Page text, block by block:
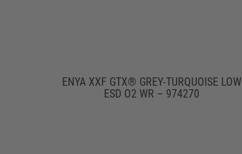
ENYA XXF GTX® GREY-TURQUOISE LOW
ESD O2 WR – 974270